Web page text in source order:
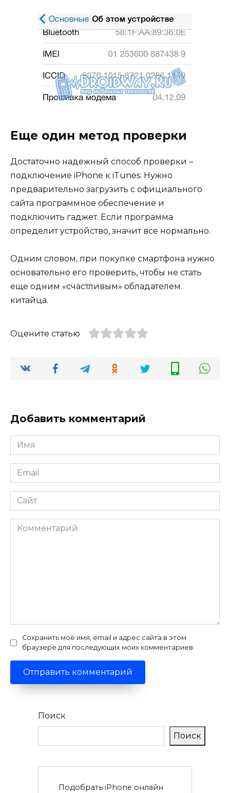
Еще один метод проверки
Достаточно надежный способ проверки –
подключение iPhone к iTunes. Нужно
предварительно загрузить с официального
сайта программное обеспечение и
подключить гаджет. Если программа
определит устройство, значит все нормально.
Одним словом, при покупке смартфона нужно
основательно его проверить, чтобы не стать
еще одним «счастливым» обладателем
китайца.
Оцените статью
Добавить комментарий
Имя
*
Email
*
Сайт
Комментарий
Сохранить моё имя, email и адрес сайта в этом
браузере для последующих моих комментариев.
Поиск
Поиск
Подобрать iPhone онлайн